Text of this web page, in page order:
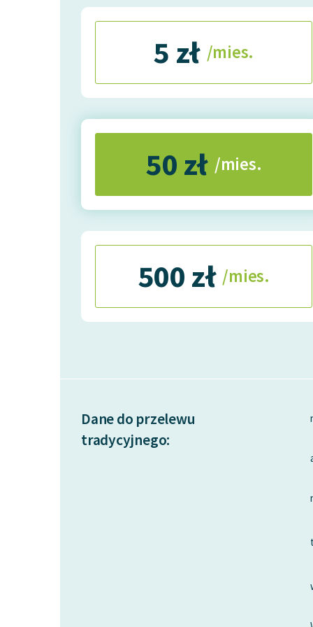
5 zł /mies.
50 zł /mies.
500 zł /mies.
Dane do przelewu
tradycyjnego: